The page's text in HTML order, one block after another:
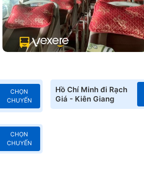
CHỌN
CHUYẾN
Hồ Chí Minh đi Rạch
Giá - Kiên Giang
CHỌN
CHUYẾN